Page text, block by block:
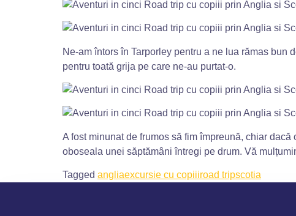
Ne-am întors în Tarporley pentru a ne lua rămas bun
pentru toată grija pe care ne-au purtat-o.
A fost minunat de frumos să fim împreună, chiar
oboseala unei săptămâni întregi pe drum. Vă
Tagged angliaexcursie cu copiiiroad tripscotia